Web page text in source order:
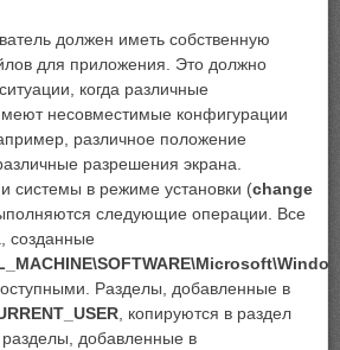
должен иметь собственную
для приложения. Это должно
когда различные
несовместимые конфигурации
различное положение
разрешения экрана.
системы в режиме установки (change
следующие операции. Все
созданные
Разделы, добавленные в
, копируются в раздел
разделы, добавленные в